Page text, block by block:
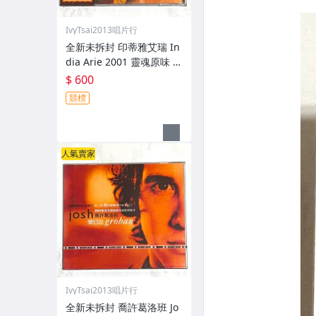
IvyTsai2013唱片行
全新未拆封 印蒂雅艾瑞 In
dia Arie 2001 靈魂原味 A
coustic Soul / 福茂唱片
台灣版專輯 CD / 附側標 歌
詞 環狀封條
$ 600
競標
人氣賣家
IvyTsai2013唱片行
全新未拆封 喬許葛洛班 Jo